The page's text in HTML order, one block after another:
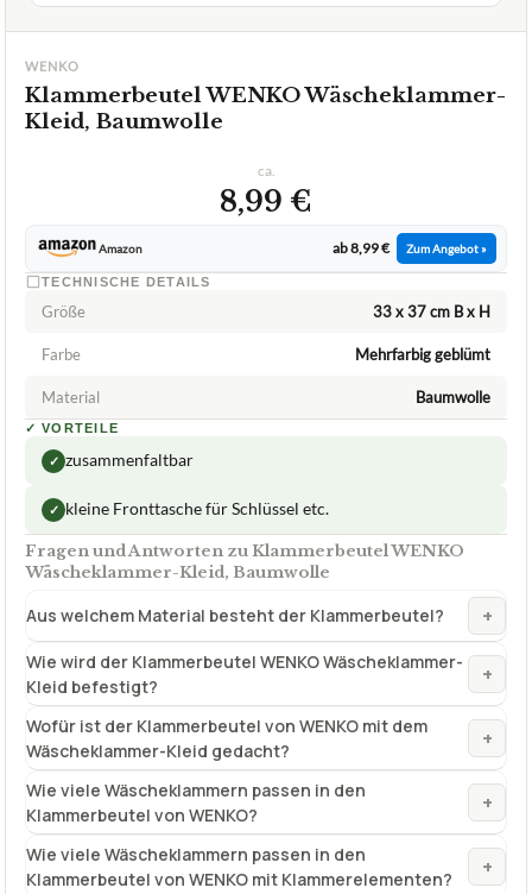
WENKO
Klammerbeutel WENKO Wäscheklammer-
Kleid, Baumwolle
ca.
8,99 €
Amazon ab 8,99 € Zum Angebot »
TECHNISCHE DETAILS
Größe ‎33 x 37 cm B x H
Farbe Mehrfarbig geblümt
Material Baumwolle
✓ VORTEILE
✓ zusammenfaltbar
✓ kleine Fronttasche für Schlüssel etc.
Fragen und Antworten zu Klammerbeutel WENKO
Wäscheklammer-Kleid, Baumwolle
Aus welchem Material besteht der Klammerbeutel? +
Wie wird der Klammerbeutel WENKO Wäscheklammer-
Kleid befestigt?
+
Wofür ist der Klammerbeutel von WENKO mit dem
Wäscheklammer-Kleid gedacht?
+
Wie viele Wäscheklammern passen in den
Klammerbeutel von WENKO?
+
Wie viele Wäscheklammern passen in den
Klammerbeutel von WENKO mit Klammerelementen?
+